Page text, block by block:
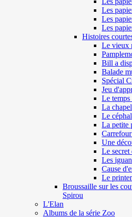
Les
Les
Les
Histoires
Le vieux
Bill a
Balade
Spécial
Jeu
Le temps
La
Le
La petite
Une
Le
Les
Cause
Le
Broussaille sur les
Spirou
L'Elan
Albums de la série Zoo